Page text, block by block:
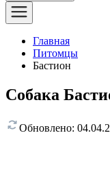
Главная
Питомцы
Бастион
Собака
Обновлено: